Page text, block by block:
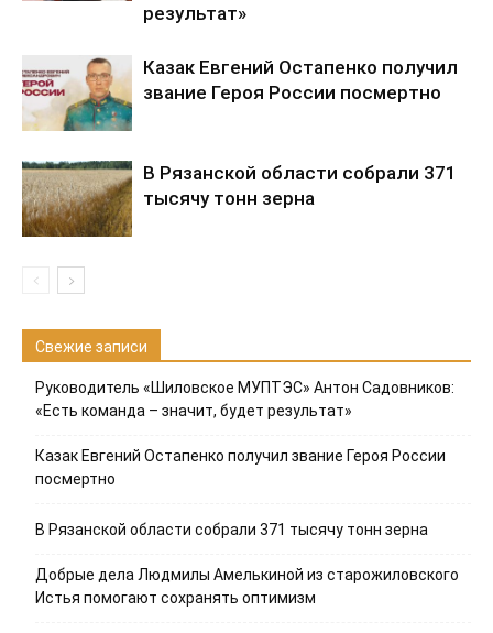
результат»
Казак Евгений Остапенко получил
звание Героя России посмертно
В Рязанской области собрали 371
тысячу тонн зерна
Свежие записи
Руководитель «Шиловское МУПТЭС» Антон Садовников:
«Есть команда – значит, будет результат»
Казак Евгений Остапенко получил звание Героя России
посмертно
В Рязанской области собрали 371 тысячу тонн зерна
Добрые дела Людмилы Амелькиной из старожиловского
Истья помогают сохранять оптимизм